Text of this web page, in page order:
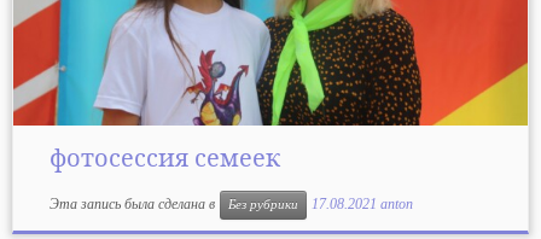
фотосессия семеек
Эта запись была сделана в Без рубрики 17.08.2021 anton